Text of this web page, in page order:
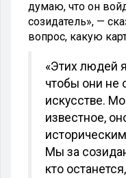
думаю, что он
созидатель», —
вопрос, какую
«Этих людей
чтобы они не
искусстве.
известное,
Мы за
кто